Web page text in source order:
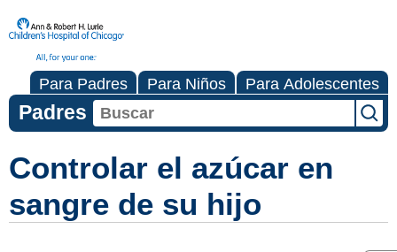
Para Padres Para Niños Para Adolescentes
Padres
Controlar el azúcar en
sangre de su hijo